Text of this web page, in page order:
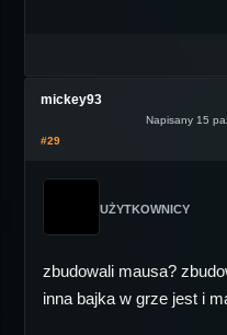
mickey93
Napisany 15
#29
UŻYTKOWNICY
zbudowali mausa?
inna bajka w grze jest i